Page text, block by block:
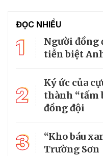
ĐỌC NHIỀU
1
Người đồng
tiễn biệt
2
Ký ức của
thành “tấm
đồng đội
3
“Kho báu
Trường Sơn